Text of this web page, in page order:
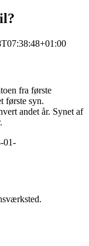
fra første
første syn.
andet år. Synet af
01-